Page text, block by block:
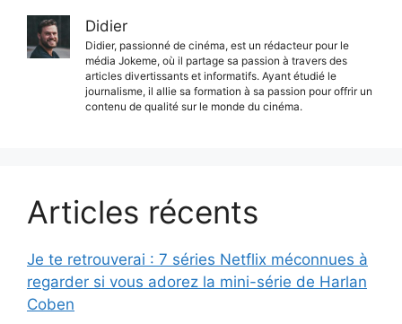
Didier
Didier, passionné de cinéma, est un rédacteur pour le
média Jokeme, où il partage sa passion à travers des
articles divertissants et informatifs. Ayant étudié le
journalisme, il allie sa formation à sa passion pour offrir un
contenu de qualité sur le monde du cinéma.
Articles récents
Je te retrouverai : 7 séries Netflix méconnues à
regarder si vous adorez la mini-série de Harlan
Coben